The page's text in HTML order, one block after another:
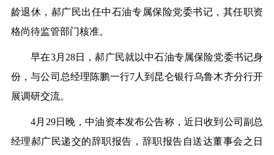
龄退休，郝广民出任中石油专属保险党委书记，其任职资
格尚待监管部门核准。
早在3月28日，郝广民就以中石油专属保险党委书记身
份，与公司总经理陈鹏一行7人到昆仑银行乌鲁木齐分行开
展调研交流。
4月29日晚，中油资本发布公告称，近日收到公司副总
经理郝广民递交的辞职报告，辞职报告自送达董事会之日